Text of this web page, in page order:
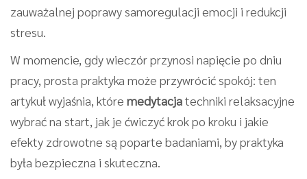
zauważalnej poprawy samoregulacji emocji i redukcji
stresu.
W momencie, gdy wieczór przynosi napięcie po dniu
pracy, prosta praktyka może przywrócić spokój: ten
artykuł wyjaśnia, które medytacjatechniki relaksacyjne
wybrać na start, jak je ćwiczyć krok po kroku i jakie
efekty zdrowotne są poparte badaniami, by praktyka
była bezpieczna i skuteczna.